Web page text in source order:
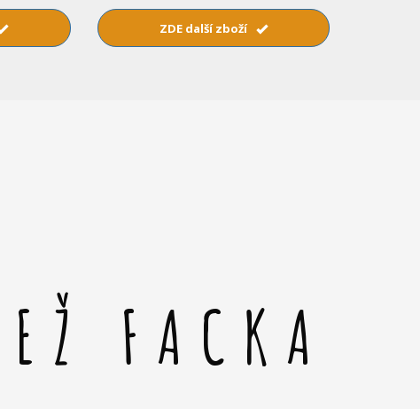
ZDE další zboží
FACKA